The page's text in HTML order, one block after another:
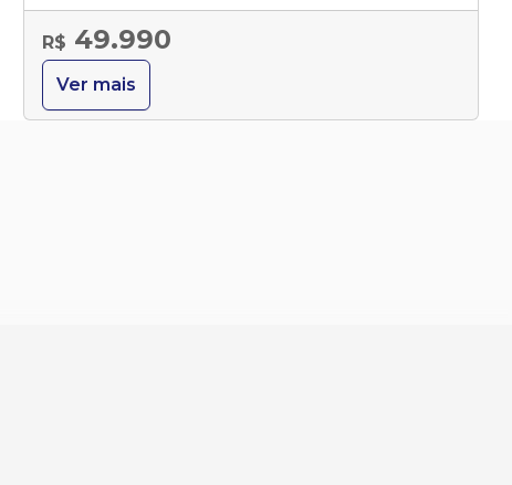
R$ 49.990
Ver mais